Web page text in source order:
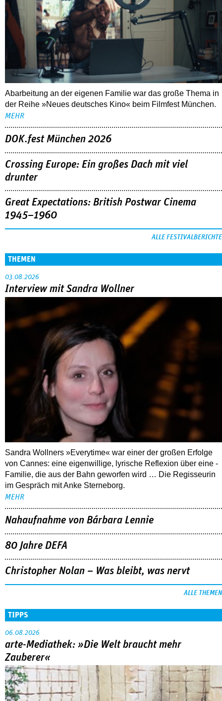
Abarbeitung an der eigenen Familie war das große Thema in
der Reihe »Neues deutsches Kino« beim Filmfest München.
MEHR
DOK.fest München 2026
Crossing Europe: Ein großes Dach mit viel
drunter
Great Expectations: British Postwar Cinema
1945–1960
ALLE FESTIVALBERICHTE
THEMEN
03.08.2026
Interview mit Sandra Wollner
Sandra Wollners »Everytime« war einer der großen Erfolge
von Cannes: eine eigenwillige, lyrische Reflexion über eine ­
Familie, die aus der Bahn geworfen wird … Die Regisseurin
im Gespräch mit Anke Sterneborg.
MEHR
Nahaufnahme von Bárbara Lennie
80 Jahre DEFA
Christopher Nolan – Was bleibt, was nervt
ALLE THEMEN
TIPPS
06.08.2026
arte-Mediathek: »Die Welt braucht mehr
Zauberer«